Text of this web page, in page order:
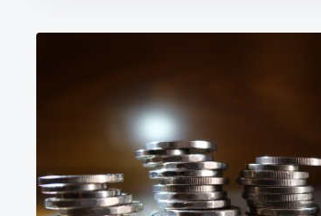
Navigace
příspěvek